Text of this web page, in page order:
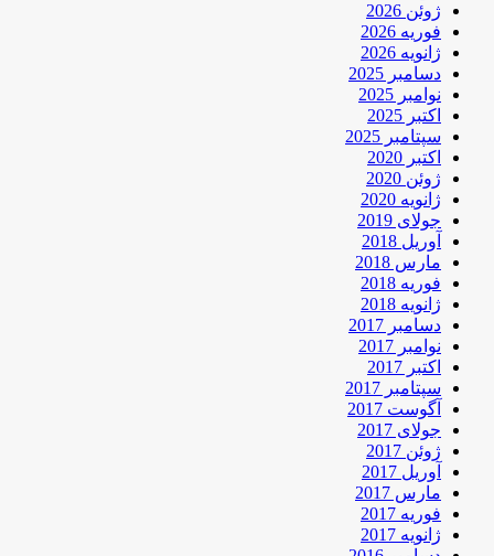
ژوئن 2026
فوریه 2026
ژانویه 2026
دسامبر 2025
نوامبر 2025
اکتبر 2025
سپتامبر 2025
اکتبر 2020
ژوئن 2020
ژانویه 2020
جولای 2019
آوریل 2018
مارس 2018
فوریه 2018
ژانویه 2018
دسامبر 2017
نوامبر 2017
اکتبر 2017
سپتامبر 2017
آگوست 2017
جولای 2017
ژوئن 2017
آوریل 2017
مارس 2017
فوریه 2017
ژانویه 2017